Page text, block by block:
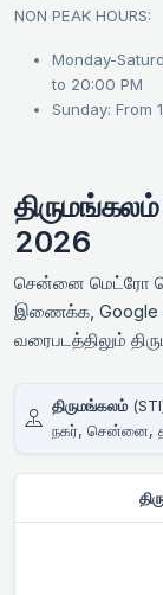
NON PEAK HOURS:
Monday-
to 20:00 PM
Sunday: From
2026
சென்னை மெட்ரோ
இணைக்க, Google
வரைபடத்திலும்
திருமங்கலம்
நகர், சென்னை,